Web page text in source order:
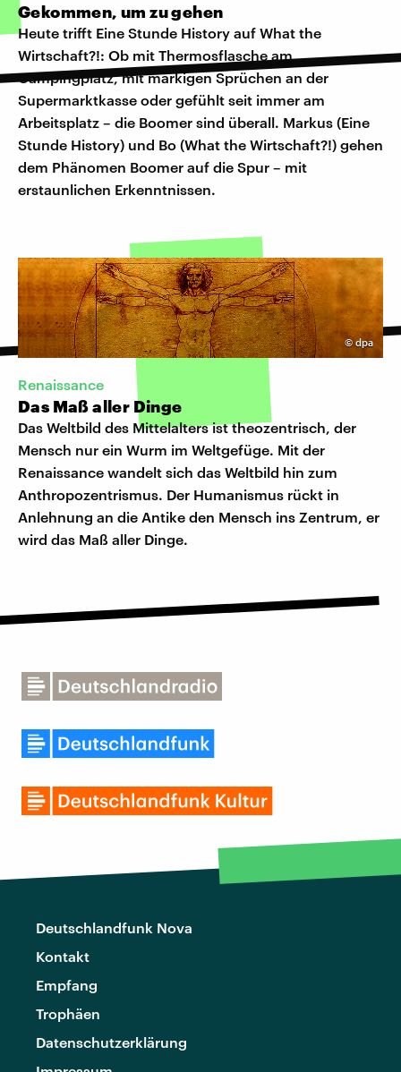
Gekommen, um zu gehen
Heute trifft Eine Stunde History auf What the
Wirtschaft?!: Ob mit Thermosflasche am
Campingplatz, mit markigen Sprüchen an der
Supermarktkasse oder gefühlt seit immer am
Arbeitsplatz – die Boomer sind überall. Markus (Eine
Stunde History) und Bo (What the Wirtschaft?!) gehen
dem Phänomen Boomer auf die Spur – mit
erstaunlichen Erkenntnissen.
©dpa
Renaissance
Das Maß aller Dinge
Das Weltbild des Mittelalters ist theozentrisch, der
Mensch nur ein Wurm im Weltgefüge. Mit der
Renaissance wandelt sich das Weltbild hin zum
Anthropozentrismus. Der Humanismus rückt in
Anlehnung an die Antike den Mensch ins Zentrum, er
wird das Maß aller Dinge.
Deutschlandfunk Nova
Kontakt
Empfang
Trophäen
Datenschutzerklärung